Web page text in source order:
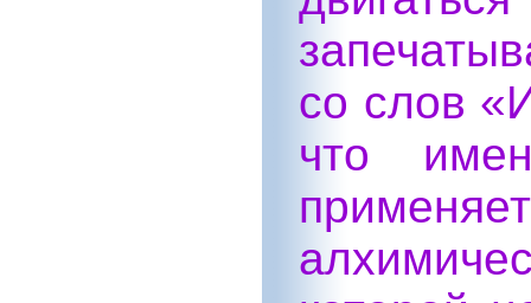
со слов
что